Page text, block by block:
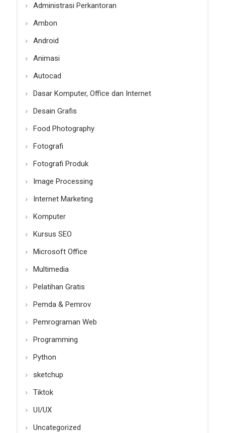
Administrasi Perkantoran
Ambon
Android
Animasi
Autocad
Dasar Komputer, Office dan Internet
Desain Grafis
Food Photography
Fotografi
Fotografi Produk
Image Processing
Internet Marketing
Komputer
Kursus SEO
Microsoft Office
Multimedia
Pelatihan Gratis
Pemda & Pemrov
Pemrograman Web
Programming
Python
sketchup
Tiktok
UI/UX
Uncategorized